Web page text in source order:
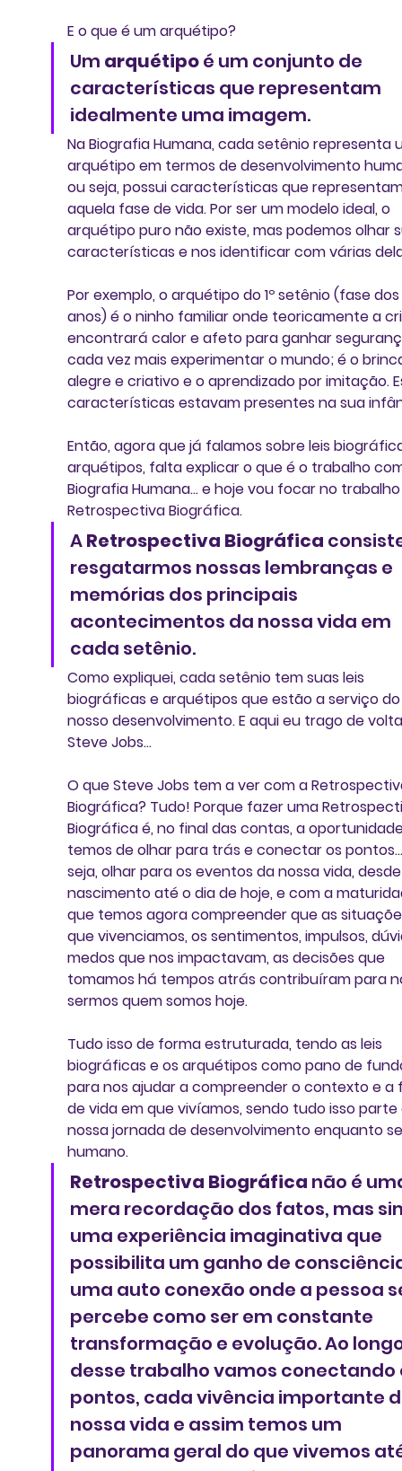
E o que é um arquétipo?
Um arquétipo é um conjunto de
características que representam
idealmente uma imagem.
Na Biografia Humana, cada setênio representa
arquétipo em termos de desenvolvimento
ou seja, possui características que
aquela fase de vida. Por ser um modelo ideal, o
arquétipo puro não existe, mas podemos olhar
características e nos identificar com várias
Por exemplo, o arquétipo do 1º setênio (fase
anos) é o ninho familiar onde teoricamente a
encontrará calor e afeto para ganhar
cada vez mais experimentar o mundo; é o
alegre e criativo e o aprendizado por imitação.
características estavam presentes na sua
Então, agora que já falamos sobre leis
arquétipos, falta explicar o que é o trabalho
Biografia Humana... e hoje vou focar no
Retrospectiva Biográfica.
A Retrospectiva Biográfica
resgatarmos nossas lembranças e
memórias dos principais
acontecimentos da nossa vida em
cada setênio.
Como expliquei, cada setênio tem suas leis
biográficas e arquétipos que estão a serviço
nosso desenvolvimento. E aqui eu trago de
Steve Jobs...
O que Steve Jobs tem a ver com a
Biográfica? Tudo! Porque fazer uma
Biográfica é, no final das contas, a
temos de olhar para trás e conectar os
seja, olhar para os eventos da nossa vida,
nascimento até o dia de hoje, e com a
que temos agora compreender que as
que vivenciamos, os sentimentos, impulsos,
medos que nos impactavam, as decisões que
tomamos há tempos atrás contribuíram para
sermos quem somos hoje.
Tudo isso de forma estruturada, tendo as leis
biográficas e os arquétipos como pano de
para nos ajudar a compreender o contexto e a
de vida em que vivíamos, sendo tudo isso
nossa jornada de desenvolvimento enquanto
humano.
Retrospectiva Biográfica não é
mera recordação dos fatos, mas
uma experiência imaginativa que
possibilita um ganho de
uma auto conexão onde a pessoa
percebe como ser em constante
transformação e evolução. Ao
desse trabalho vamos conectando
pontos, cada vivência importante
nossa vida e assim temos um
panorama geral do que vivemos